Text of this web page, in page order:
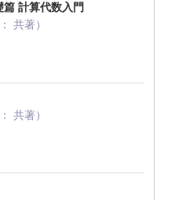
計算代数入門
共著）
共著）